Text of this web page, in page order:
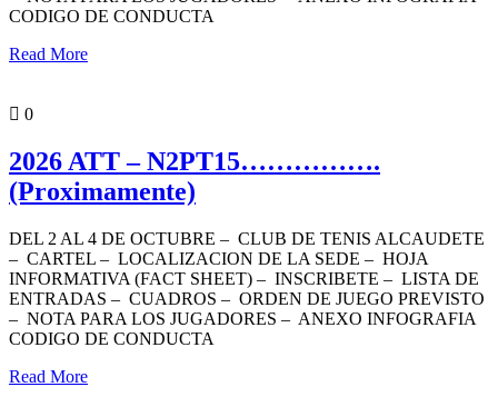
CODIGO DE CONDUCTA
Read More
0
2026 ATT – N2PT15…………….
(Proximamente)
DEL 2 AL 4 DE OCTUBRE – CLUB DE TENIS ALCAUDETE
– CARTEL – LOCALIZACION DE LA SEDE – HOJA
INFORMATIVA (FACT SHEET) – INSCRIBETE – LISTA DE
ENTRADAS – CUADROS – ORDEN DE JUEGO PREVISTO
– NOTA PARA LOS JUGADORES – ANEXO INFOGRAFIA
CODIGO DE CONDUCTA
Read More